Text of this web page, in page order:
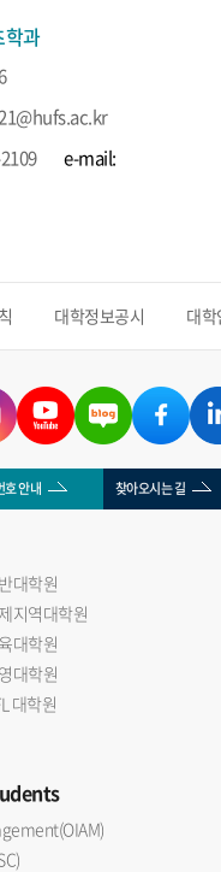
학과
e-mail:
대학정보공시 대
호 안내 찾아오시는 길
대학원
지역대학원
대학원
대학원
대학원